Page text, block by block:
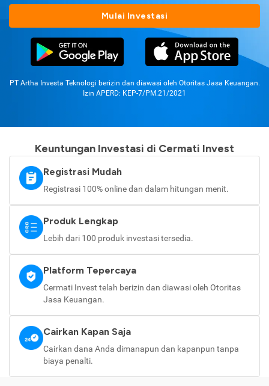
Mulai Investasi
PT Artha Investa Teknologi berizin dan diawasi oleh Otoritas Jasa Keuangan.
Izin APERD: KEP-7/PM.21/2021
Keuntungan Investasi di Cermati Invest
Registrasi Mudah
Registrasi 100% online dan dalam hitungan menit.
Produk Lengkap
Lebih dari 100 produk investasi tersedia.
Platform Tepercaya
Cermati Invest telah berizin dan diawasi oleh Otoritas
Jasa Keuangan.
Cairkan Kapan Saja
Cairkan dana Anda dimanapun dan kapanpun tanpa
biaya penalti.